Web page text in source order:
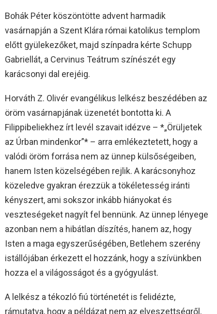
Bohák Péter köszöntötte advent harmadik
vasárnapján a Szent Klára római katolikus templom
előtt gyülekezőket, majd színpadra kérte Schupp
Gabriellát, a Cervinus Teátrum színészét egy
karácsonyi dal erejéig.
Horváth Z. Olivér evangélikus lelkész beszédében az
öröm vasárnapjának üzenetét bontotta ki. A
Filippibeliekhez írt levél szavait idézve – *„Örüljetek
az Úrban mindenkor”* – arra emlékeztetett, hogy a
valódi öröm forrása nem az ünnep külsőségeiben,
hanem Isten közelségében rejlik. A karácsonyhoz
közeledve gyakran érezzük a tökéletesség iránti
kényszert, ami sokszor inkább hiányokat és
veszteségeket nagyít fel bennünk. Az ünnep lényege
azonban nem a hibátlan díszítés, hanem az, hogy
Isten a maga egyszerűségében, Betlehem szerény
istállójában érkezett el hozzánk, hogy a szívünkben
hozza el a világosságot és a gyógyulást.
A lelkész a tékozló fiú történetét is felidézte,
rámutatva, hogy a példázat nem az elveszettségről,